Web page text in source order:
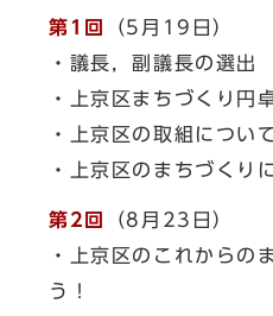
第1回
（5月19日）
・議長，副議長の選出
・上京区まちづくり円
・上京区の取組につい
・上京区のまちづくり
第2回
（8月23日）
・上京区のこれからの
う！